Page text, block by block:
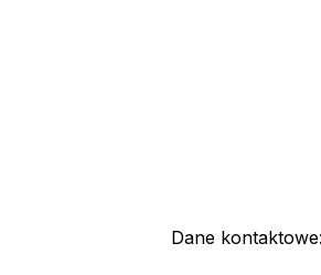
Dane kontaktowe: